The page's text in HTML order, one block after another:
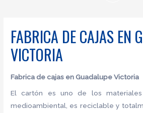
FABRICA DE CAJAS EN
VICTORIA
Fabrica de cajas en Guadalupe Victoria
El cartón es uno de los
medioambiental, es reciclable y